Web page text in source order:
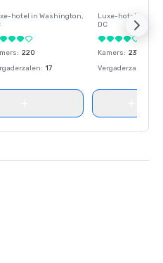
hotel in Washington,
: 220
: 17
Luxe-hotel in
DC
Kamers: 237
Vergaderzalen